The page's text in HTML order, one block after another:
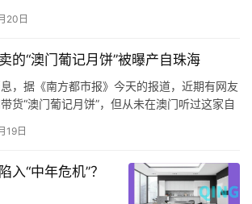
号在台州黄岩吾悦广场买了小米折叠式4，花
屏手机送到销售门店，由对方寄去售后，他
寄出前快递员拍的。
20日
的“澳门葡记月饼”被曝产自珠海
，据《南方都市报》今天的报道，近期有网友
货“澳门葡记月饼”，但从未在澳门听过这家自
葡记食品有限公司的工作人员告诉南都记者，
葡记月饼”各平台的网店中，详情均显示旗下多
为珠海，但推广内容里多次出现“澳门老字号”
19日
入“中年危机”？